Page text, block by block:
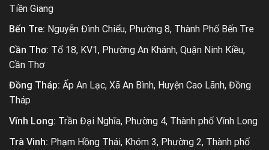
Tiền Giang
Bến Tre: Nguyễn Đình Chiểu, Phường 8, Thành Phố Bến Tre
Cần Thơ: Tổ 18, KV1, Phường An Khánh, Quận Ninh Kiều,
Cần Thơ
Đồng Tháp: Ấp An Lạc, Xã An Bình, Huyện Cao Lãnh, Đồng
Tháp
Vĩnh Long: Trần Đại Nghĩa, Phường 4, Thành phố Vĩnh Long
Trà Vinh: Phạm Hồng Thái, Khóm 3, Phường 2, Thành phố